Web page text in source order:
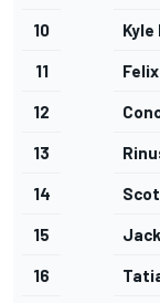
10 Kyle
11
12
13
14
15
16